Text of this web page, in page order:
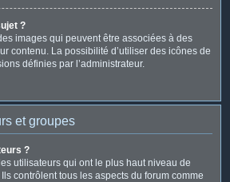
?
images qui peuvent être associées à des
contenu. La possibilité d’utiliser des icônes de
définies par l’administrateur.
et groupes
?
utilisateurs qui ont le plus haut niveau de
contrôlent tous les aspects du forum comme